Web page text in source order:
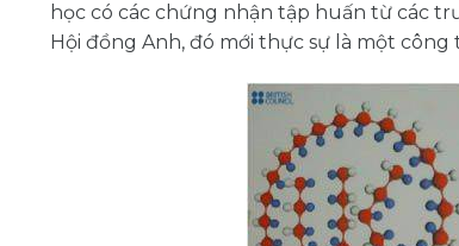
học có các chứng nhận tập huấn từ các
Hội đồng Anh, đó mới thực sự là một